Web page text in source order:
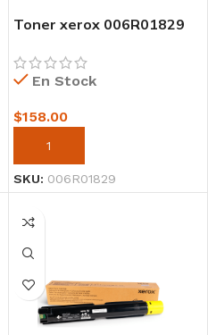
Toner xerox 006R01829
C7125/C7120/C7130
En Stock
$158.00
AÑADIR AL CARRITO
SKU: 006R01829